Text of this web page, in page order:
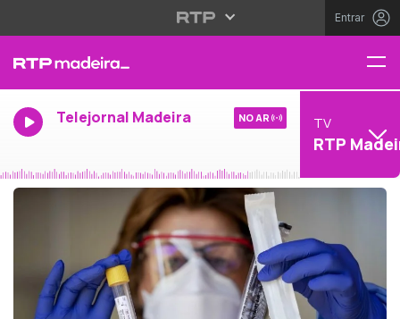
Entrar
Telejornal Madeira NO AR TV
RTP